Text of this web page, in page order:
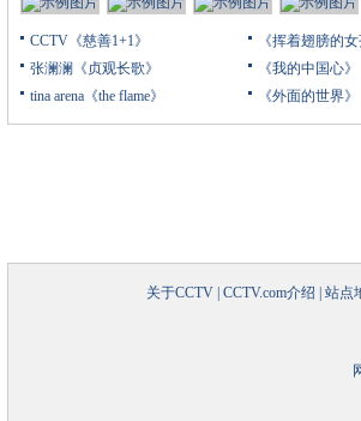
CCTV《慈善1+1》
张澜澜《贞观长歌》
tina arena《the flame》
《挥着翅膀的女
《我的中国心》
《外面的世界》
关于CCTV CCTV.com介绍 站点